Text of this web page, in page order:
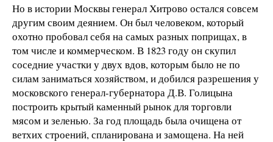
Но в истории Москвы генерал Хитрово остался совсем
другим своим деянием. Он был человеком, который
охотно пробовал себя на самых разных поприщах, в
том числе и коммерческом. В 1823 году он скупил
соседние участки у двух вдов, которым было не по
силам заниматься хозяйством, и добился разрешения у
московского генерал-губернатора Д.В. Голицына
построить крытый каменный рынок для торговли
мясом и зеленью. За год площадь была очищена от
ветхих строений, спланирована и замощена. На ней